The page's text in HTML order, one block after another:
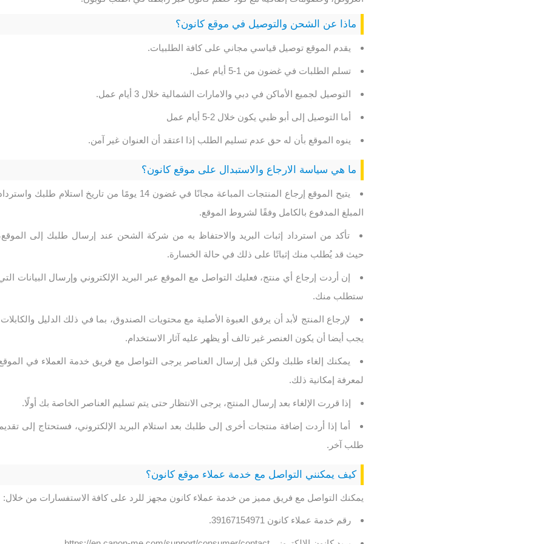
ماذا عن الشحن والتوصيل في موقع كانون؟
يقدم الموقع توصيل قياسي مجاني على كافة الطلبيات.
تسلم الطلبات في غضون من 1-5 أيام عمل.
التوصيل لجميع الأماكن في دبي والامارات الشمالية خلال 3 أيام عمل.
أما التوصيل إلى أبو ظبي يكون خلال 2-5 أيام عمل
ينوه الموقع بأن له حق عدم تسليم الطلب إذا اعتقد أن العنوان غير آمن.
ما هي سياسة الارجاع والاستبدال على موقع كانون؟
يتيح الموقع إرجاع المنتجات المباعة مجانًا في غضون 14 يومًا من تاريخ استلام طلبك
المبلغ المدفوع بالكامل وفقًا لشروط الموقع.
تأكد من استرداد إثبات البريد والاحتفاظ به من شركة الشحن عند إرسال طلبك إلى
حيث قد يُطلب منك إثباتًا على ذلك في حالة الخسارة.
إن أردت إرجاع أي منتج، فعليك التواصل مع الموقع عبر البريد الإلكتروني وإرسال البيانات
ستطلب منك.
لإرجاع المنتج لأبد أن يرفق العبوة الأصلية مع محتويات الصندوق، بما في ذلك الدليل
يجب أيضا أن يكون العنصر غير تالف أو يظهر عليه آثار الاستخدام.
يمكنك إلغاء طلبك ولكن قبل إرسال العناصر يرجى التواصل مع فريق خدمة العملاء في
لمعرفة إمكانية ذلك.
إذا قررت الإلغاء بعد إرسال المنتج، يرجى الانتظار حتى يتم تسليم العناصر الخاصة بك أولًا.
أما إذا أردت إضافة منتجات أخرى إلى طلبك بعد استلام البريد الإلكتروني، فستحتاج إلى
طلب آخر.
كيف يمكنني التواصل مع خدمة عملاء موقع كانون؟
يمكنك التواصل مع فريق مميز من خدمة عملاء كانون مجهز للرد على كافة الاستفسارات من خلال:
رقم خدمة عملاء كانون 39167154971.